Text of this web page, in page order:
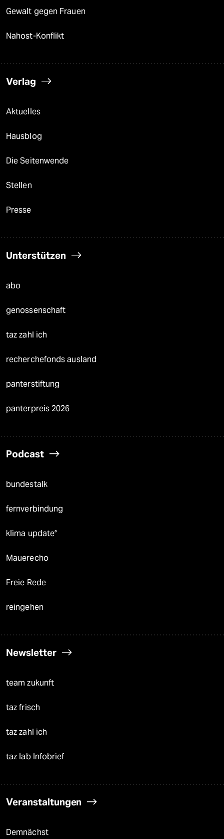
Gewalt gegen Frauen
Nahost-Konflikt
Verlag
Aktuelles
Hausblog
Die Seitenwende
Stellen
Presse
Unterstützen
abo
genossenschaft
taz zahl ich
recherchefonds ausland
panterstiftung
panterpreis 2026
Podcast
bundestalk
fernverbindung
klima update°
Mauerecho
Freie Rede
reingehen
Newsletter
team zukunft
taz frisch
taz zahl ich
taz lab Infobrief
Veranstaltungen
Demnächst